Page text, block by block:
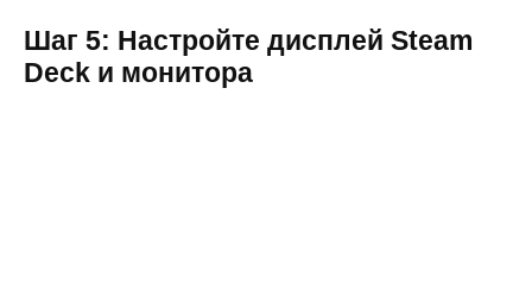
Шаг 5: Настройте дисплей Steam
Deck и монитора